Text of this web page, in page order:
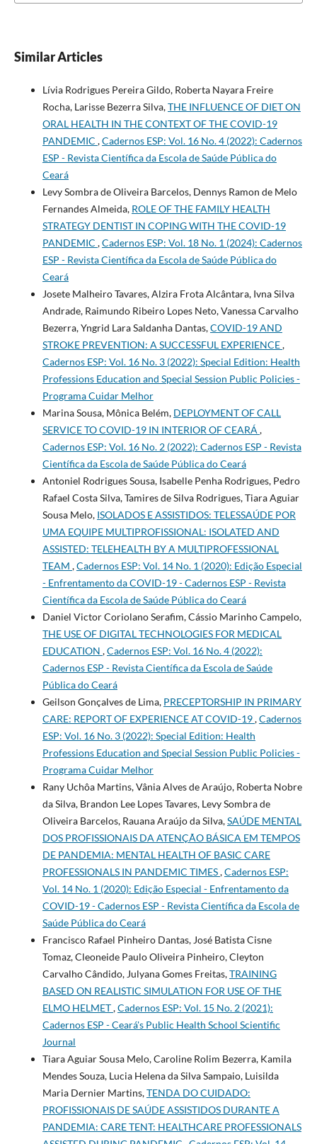
Similar Articles
Lívia Rodrigues Pereira Gildo, Roberta Nayara Freire
Rocha, Larisse Bezerra Silva,THE INFLUENCE OF DIET ON
ORAL HEALTH IN THE CONTEXT OF THE COVID-19
PANDEMIC ,Cadernos ESP: Vol. 16 No. 4 (2022): Cadernos
ESP - Revista Cientí­fica da Escola de Saúde Pública do
Ceará
Levy Sombra de Oliveira Barcelos, Dennys Ramon de Melo
Fernandes Almeida, ROLE OF THE FAMILY HEALTH
STRATEGY DENTIST IN COPING WITH THE COVID-19
PANDEMIC ,Cadernos ESP: Vol. 18 No. 1 (2024): Cadernos
ESP - Revista Cientí­fica da Escola de Saúde Pública do
Ceará
Josete Malheiro Tavares, Alzira Frota Alcântara, Ivna Silva
Andrade, Raimundo Ribeiro Lopes Neto, Vanessa Carvalho
Bezerra, Yngrid Lara Saldanha Dantas,COVID-19 AND
STROKE PREVENTION: A SUCCESSFUL EXPERIENCE,
Cadernos ESP: Vol. 16 No. 3 (2022): Special Edition: Health
Professions Education and Special Session Public Policies -
Programa Cuidar Melhor
Marina Sousa, Mônica Belém, DEPLOYMENT OF CALL
SERVICE TO COVID-19 IN INTERIOR OF CEARÁ ,
Cadernos ESP: Vol. 16 No. 2 (2022): Cadernos ESP - Revista
Cientí­fica da Escola de Saúde Pública do Ceará
Antoniel Rodrigues Sousa, Isabelle Penha Rodrigues, Pedro
Rafael Costa Silva, Tamires de Silva Rodrigues, Tiara Aguiar
Sousa Melo, ISOLADOS E ASSISTIDOS: TELESSAÚDE POR
UMA EQUIPE MULTIPROFISSIONAL: ISOLATED AND
ASSISTED: TELEHEALTH BY A MULTIPROFESSIONAL
TEAM ,Cadernos ESP: Vol. 14 No. 1 (2020): Edição Especial
- Enfrentamento da COVID-19 - Cadernos ESP - Revista
Cientí­fica da Escola de Saúde Pública do Ceará
Daniel Victor Coriolano Serafim, Cássio Marinho Campelo,
THE USE OF DIGITAL TECHNOLOGIES FOR MEDICAL
EDUCATION ,Cadernos ESP: Vol. 16 No. 4 (2022):
Cadernos ESP - Revista Cientí­fica da Escola de Saúde
Pública do Ceará
Geilson Gonçalves de Lima, PRECEPTORSHIP IN PRIMARY
CARE: REPORT OF EXPERIENCE AT COVID-19,Cadernos
ESP: Vol. 16 No. 3 (2022): Special Edition: Health
Professions Education and Special Session Public Policies -
Programa Cuidar Melhor
Rany Uchôa Martins, Vânia Alves de Araújo, Roberta Nobre
da Silva, Brandon Lee Lopes Tavares, Levy Sombra de
Oliveira Barcelos, Rauana Araújo da Silva,SAÚDE MENTAL
DOS PROFISSIONAIS DA ATENÇÃO BÁSICA EM TEMPOS
DE PANDEMIA: MENTAL HEALTH OF BASIC CARE
PROFESSIONALS IN PANDEMIC TIMES,Cadernos ESP:
Vol. 14 No. 1 (2020): Edição Especial - Enfrentamento da
COVID-19 - Cadernos ESP - Revista Cientí­fica da Escola de
Saúde Pública do Ceará
Francisco Rafael Pinheiro Dantas, José Batista Cisne
Tomaz, Cleoneide Paulo Oliveira Pinheiro, Cleyton
Carvalho Cândido, Julyana Gomes Freitas,TRAINING
BASED ON REALISTIC SIMULATION FOR USE OF THE
ELMO HELMET,Cadernos ESP: Vol. 15 No. 2 (2021):
Cadernos ESP - Ceará's Public Health School Scientific
Journal
Tiara Aguiar Sousa Melo, Caroline Rolim Bezerra, Kamila
Mendes Souza, Lucia Helena da Silva Sampaio, Luisilda
Maria Dernier Martins,TENDA DO CUIDADO:
PROFISSIONAIS DE SAÚDE ASSISTIDOS DURANTE A
PANDEMIA: CARE TENT: HEALTHCARE PROFESSIONALS